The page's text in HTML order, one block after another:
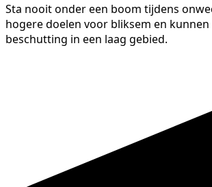
Sta nooit onder een boom tijdens
hogere doelen voor bliksem en
beschutting in een laag gebied.